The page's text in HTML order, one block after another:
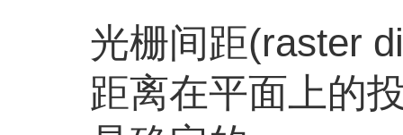
光栅间距(raster
距离在平面上的